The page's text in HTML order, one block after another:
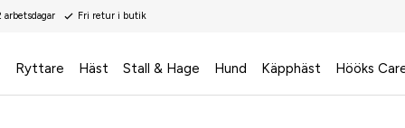
Fri retur i butik
Ryttare Häst Stall & Hage Hund Käpphäst Hööks